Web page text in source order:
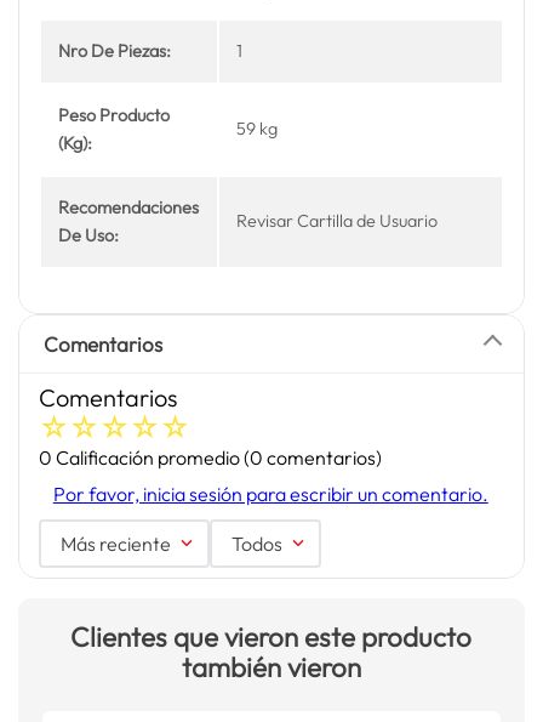
Nro De Piezas: 1
Peso Producto
(Kg):
59 kg
Recomendaciones
De Uso:
Revisar Cartilla de Usuario
Comentarios
Comentarios
☆☆☆☆☆
0 Calificación promedio(0 comentarios)
Por favor, inicia sesión para escribir un comentario.
Más reciente Todos
Clientes que vieron este producto
también vieron